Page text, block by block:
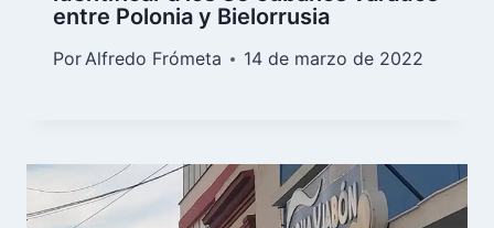
entre Polonia y Bielorrusia
PorAlfredo Frómeta 14 de marzo de 2022